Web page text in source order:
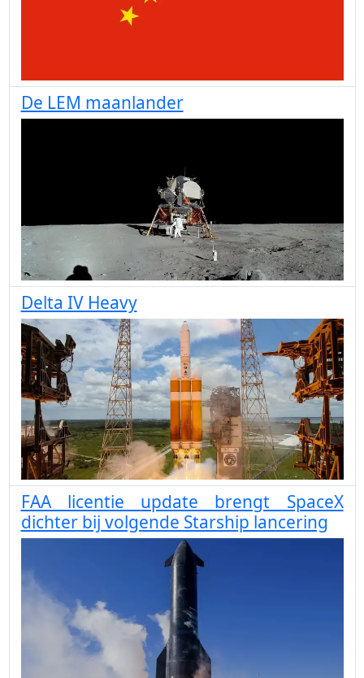
De LEM maanlander
Delta IV Heavy
FAA licentie update brengt SpaceX
dichter bij volgende Starship lancering